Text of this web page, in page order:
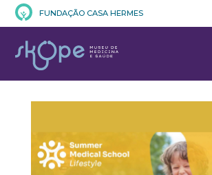
FUNDAÇÃO CASA HERMES